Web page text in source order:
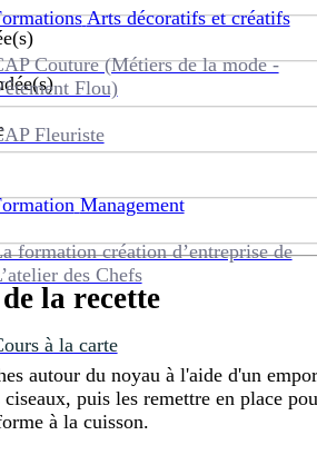
Arts décoratifs et créatifs
Couture (Métiers de la mode -
Flou)
Fleuriste
Management
formation création d’entreprise de
des Chefs
à la carte
la recette
autour du noyau à l'aide d'un
puis les remettre en place
à la cuisson.